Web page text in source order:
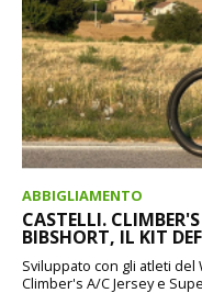
ABBIGLIAMENTO
CASTELLI.
BIBSHORT, IL KIT
Sviluppato con gli atleti
Climber's A/C Jersey e